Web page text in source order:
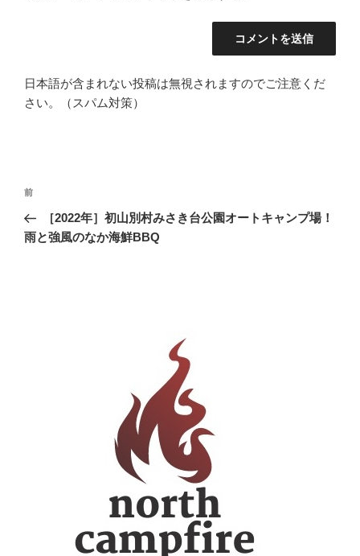
日本語が含まれない投稿は無視されますのでご注意くだ
さい。（スパム対策）
投
ナ
前
の
投
前
［2022年］初山別村みさき台公園オートキャンプ場！
雨と強風のなか海鮮BBQ